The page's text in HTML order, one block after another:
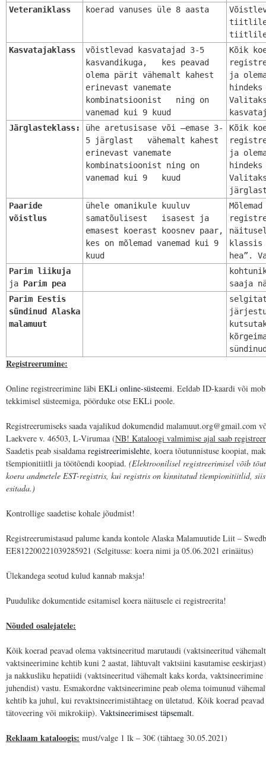
Veteraniklass
koerad vanuses üle 8 aasta
tiitlile
Kasvatajaklass
võistlevad kasvatajad 3-5
kasvandikuga, kes peavad
olema pärit vähemalt kahest
erinevast vanemate
kombinatsioonist ning on
vanemad kui 9 kuud
Kõik
ja
Järglasteklass:
ühe aretusisase või –emase 3-
5 järglast vähemalt kahest
erinevast vanemate
kombinatsioonist ning on
vanemad kui 9 kuud
Kõik
ja
Paaride
võistlus
ühele omanikule kuuluv
samatõulisest isasest ja
emasest koerast koosnev paar,
kes on mõlemad vanemad kui 9
kuud
klassis
hea”.
Parim liikuja
ja Parim pea
saaja
Parim Eestis
sündinud Alaska
malamuut
Registreerumine:
Online registreerimine läbi EKLi online-süsteemi. Eeldab ID-kaardi või
tekkimisel süsteemiga, pöörduke otse EKLi poole.
Registreerumiseks saada vajalikud dokumendid malamuut.org@gmail.com
Laekvere v. 46503, L-Virumaa (NB! Kataloogi valmimise ajal saab
Saadetis peab sisaldama registreerimislehte, koera tõutunnistuse koopiat,
tšempionitiitli ja töötõendi koopiad. (Elektroonilisel registreerimisel võib
koera andmetele EST-registris, kui registris on kinnitatud tšempionitiitlid,
esitada.)
Kontrollige saadetise kohale jõudmist!
Registreerumistasud palume kanda kontole Alaska Malamuutide Liit –
EE812200221039285921 (Selgitusse: koera nimi ja 05.06.2021 erinäitus)
Ülekandega seotud kulud kannab maksja!
Puudulike dokumentide esitamisel koera näitusele ei registreerita!
Nõuded osalejatele:
Kõik koerad peavad olema vaktsineeritud marutaudi (vaktsineeritud
vaktsineerimine kehtib kuni 2 aastat, lähtuvalt vaktsiini kasutamise
ja nakkusliku hepatiidi (vaktsineeritud vähemalt kaks korda,
juhendist) vastu. Esmakordne vaktsineerimine peab olema toimunud
kehtib ka juhul, kui revaktsineerimistähtaeg on ületatud. Kõik koerad
tätoveering või mikrokiip). Vaktsineerimisest täpsemalt.
Reklaam kataloogis: must/valge 1 lk – 30€ (tähtaeg 30.05.2021)